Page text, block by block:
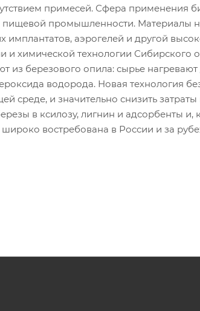
примесей. Сфера применения
пищевой промышленности. Материалы
аэрогелей и другой
и химической технологии Сибирского
из березового опила: сырье нагревают
водорода. Новая технология
и значительно снизить затраты
в ксилозу, лигнин и адсорбенты и,
востребована в России и за